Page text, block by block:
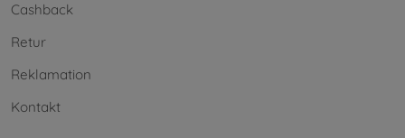
Cashback
Retur
Reklamation
Kontakt